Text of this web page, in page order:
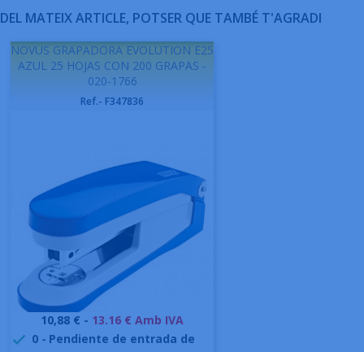
DEL MATEIX ARTICLE, POTSER QUE TAMBÉ T'AGRADI
NOVUS GRAPADORA EVOLUTION E25
AZUL 25 HOJAS CON 200 GRAPAS -
020-1766
Ref.- F347836
Preu
10,88 € - 13.16 € Amb IVA
 0 - Pendiente de entrada de